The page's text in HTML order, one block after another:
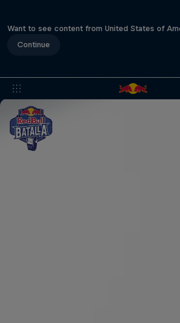
Want to see content from United States of
Continue